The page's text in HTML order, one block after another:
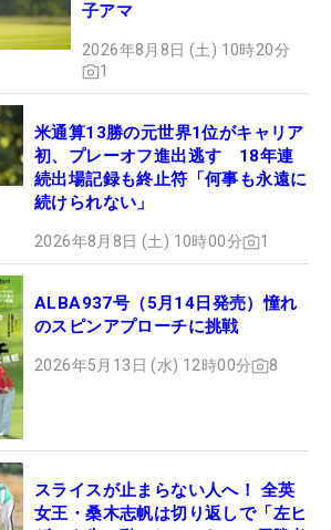
子アマ
2026年8月8日 (土) 10時20分
1
米通算13勝の元世界1位がキャリア
初、プレーオフ進出逃す 18年連
続出場記録も終止符「何事も永遠に
続けられない」
2026年8月8日 (土) 10時00分 1
ALBA937号（5月14日発売）憧れ
のスピンアプローチに挑戦
2026年5月13日 (水) 12時00分 8
スライスが止まらない人へ！ 全英
女王・桑木志帆は切り返しで「左ヒ